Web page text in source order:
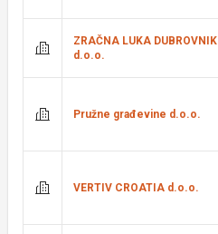
ZRAČNA LUKA DUBROVNIK
d.o.o.
Pružne građevine d.o.o.
VERTIV CROATIA d.o.o.